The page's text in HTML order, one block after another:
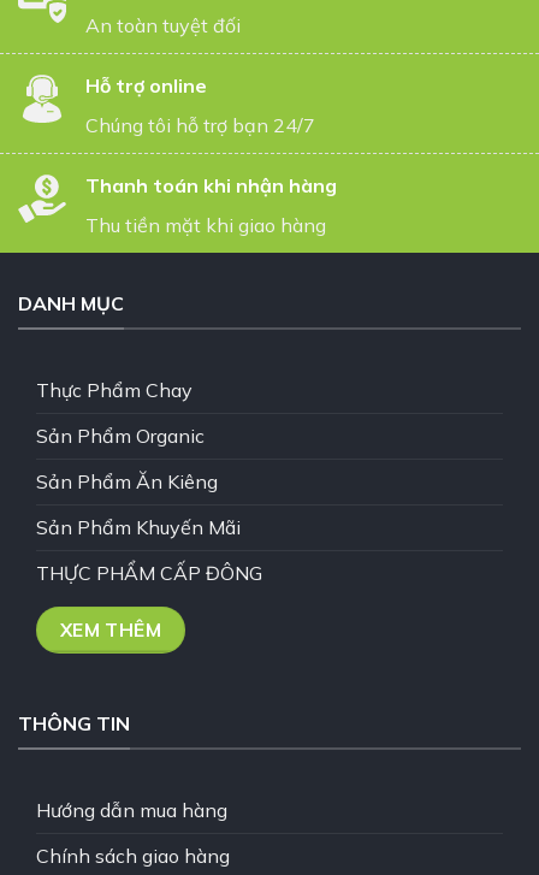
An toàn tuyệt đối
Hỗ trợ online
Chúng tôi hỗ trợ bạn 24/7
Thanh toán khi nhận hàng
Thu tiền mặt khi giao hàng
DANH MỤC
Thực Phẩm Chay
Sản Phẩm Organic
Sản Phẩm Ăn Kiêng
Sản Phẩm Khuyến Mãi
THỰC PHẨM CẤP ĐÔNG
XEM THÊM
THÔNG TIN
Hướng dẫn mua hàng
Chính sách giao hàng